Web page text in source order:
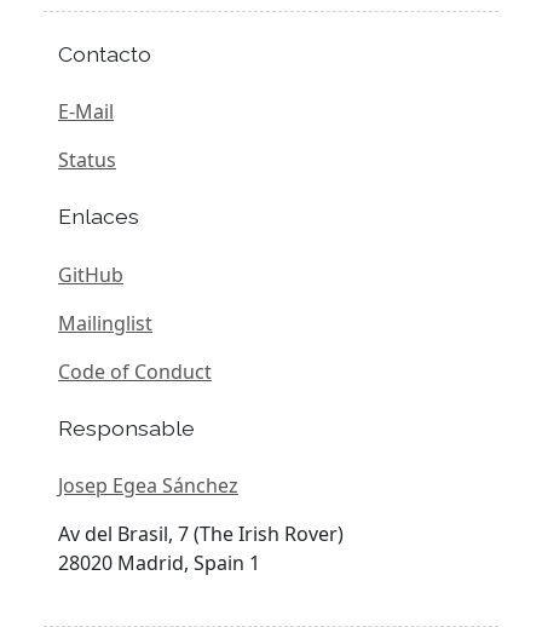
Contacto
E-Mail
Status
Enlaces
GitHub
Mailinglist
Code of Conduct
Responsable
Josep Egea Sánchez
Av del Brasil, 7 (The Irish Rover)
28020 Madrid, Spain 1